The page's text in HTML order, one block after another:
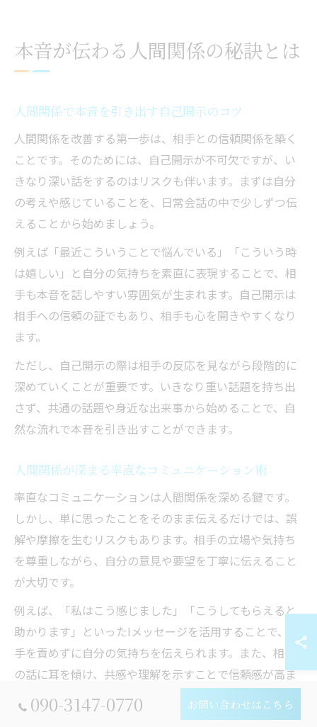
本音が伝わる人間関係の秘訣とは
人間関係で本音を引き出す自己開示のコツ
人間関係を改善する第一歩は、相手との信頼関係を築く
ことです。そのためには、自己開示が不可欠ですが、い
きなり深い話をするのはリスクも伴います。まずは自分
の考えや感じていることを、日常会話の中で少しずつ伝
えることから始めましょう。
例えば「最近こういうことで悩んでいる」「こういう時
は嬉しい」と自分の気持ちを素直に表現することで、相
手も本音を話しやすい雰囲気が生まれます。自己開示は
相手への信頼の証でもあり、相手も心を開きやすくなり
ます。
ただし、自己開示の際は相手の反応を見ながら段階的に
深めていくことが重要です。いきなり重い話題を持ち出
さず、共通の話題や身近な出来事から始めることで、自
然な流れで本音を引き出すことができます。
人間関係が深まる率直なコミュニケーション術
率直なコミュニケーションは人間関係を深める鍵です。
しかし、単に思ったことをそのまま伝えるだけでは、誤
解や摩擦を生むリスクもあります。相手の立場や気持ち
を尊重しながら、自分の意見や要望を丁寧に伝えること
が大切です。
例えば、「私はこう感じました」「こうしてもらえると
助かります」といったIメッセージを活用することで、相
手を責めずに自分の気持ちを伝えられます。また、相手
の話に耳を傾け、共感や理解を示すことで信頼感が高ま
ります。
090-3147-0770 お問い合わせはこちら